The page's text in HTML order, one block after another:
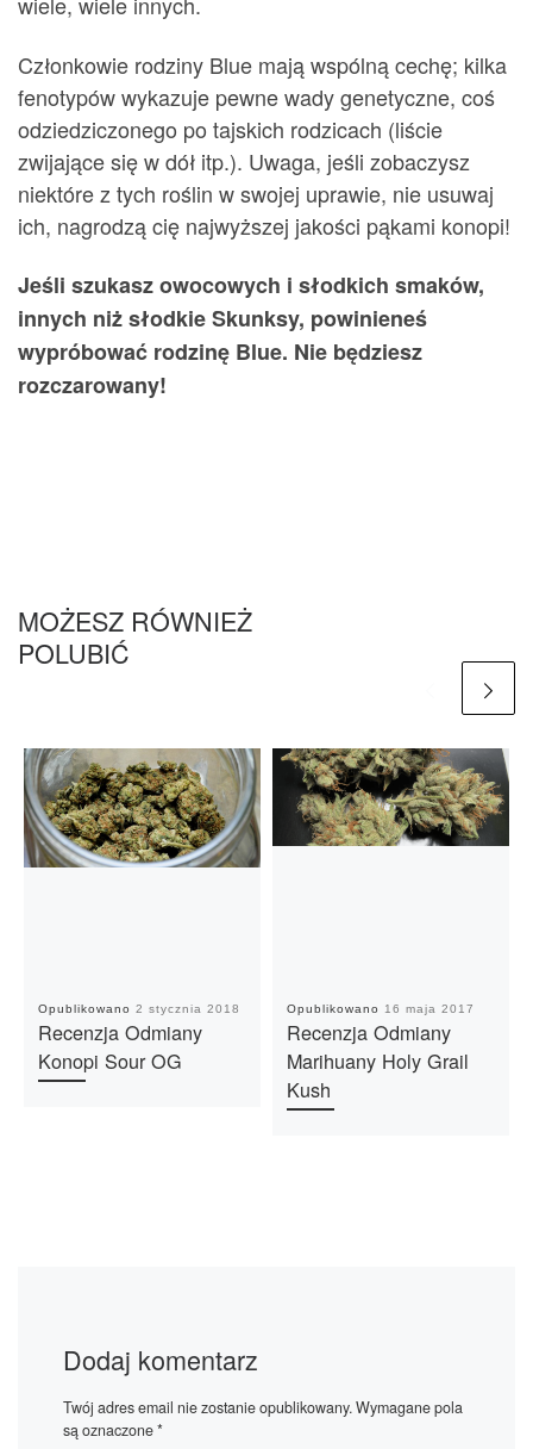
Członkowie rodziny Blue mają wspólną cechę; kilka
fenotypów wykazuje pewne wady genetyczne, coś
odziedziczonego po tajskich rodzicach (liście
zwijające się w dół itp.). Uwaga, jeśli zobaczysz
niektóre z tych roślin w swojej uprawie, nie usuwaj
ich, nagrodzą cię najwyższej jakości pąkami konopi!
Jeśli szukasz owocowych i słodkich smaków,
innych niż słodkie Skunksy, powinieneś
wypróbować rodzinę Blue. Nie będziesz
rozczarowany!
MOŻESZ RÓWNIEŻ
POLUBIĆ
Opublikowano 2 stycznia 2018
Recenzja Odmiany
Konopi Sour OG
Opublikowano 16 maja 2017
Recenzja Odmiany
Marihuany Holy Grail
Kush
Dodaj komentarz
Twój adres email nie zostanie opublikowany.Wymagane pola
są oznaczone*